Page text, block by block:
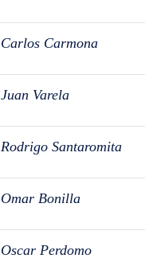
Carlos Carmona
Juan Varela
Rodrigo Santaromita
Omar Bonilla
Oscar Perdomo